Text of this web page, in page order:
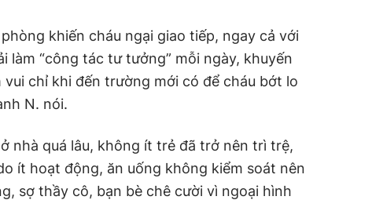
khiến cháu ngại giao tiếp, ngay cả với
làm “công tác tư tưởng” mỗi ngày, khuyến
chỉ khi đến trường mới có để cháu bớt lo
N. nói.
nhà quá lâu, không ít trẻ đã trở nên trì trệ,
ít hoạt động, ăn uống không kiểm soát nên
sợ thầy cô, bạn bè chê cười vì ngoại hình